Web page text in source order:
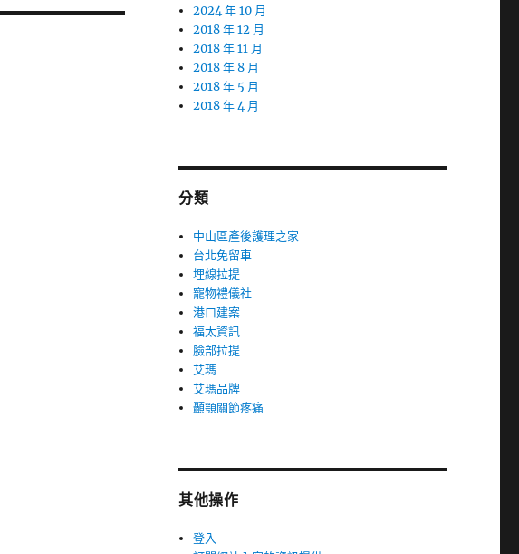
2024 年 10 月
2018 年 12 月
2018 年 11 月
2018 年 8 月
2018 年 5 月
2018 年 4 月
分類
中山區產後護理之家
台北免留車
埋線拉提
寵物禮儀社
港口建案
福太資訊
臉部拉提
艾瑪
艾瑪品牌
顳顎關節疼痛
其他操作
登入